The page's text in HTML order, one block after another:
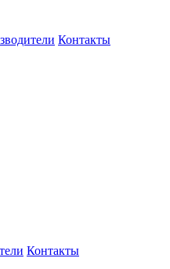
Контакты
Контакты